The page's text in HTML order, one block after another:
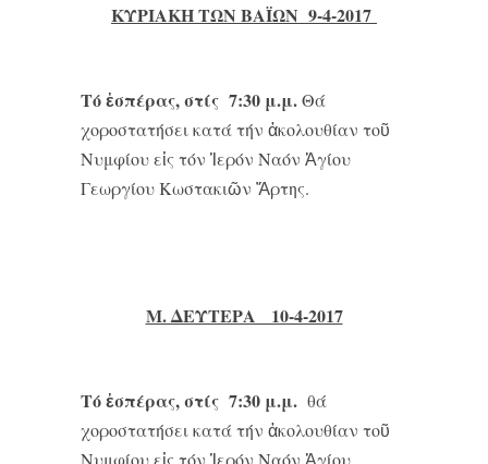
ΚΥΡΙΑΚΗ ΤΩΝ ΒΑÏΩΝ 9-4-2017
Τό ἑσπέρας, στίς 7:30 μ.μ.Θά
χοροστατήσει κατά τήν ἀκολουθίαν τοῦ
Νυμφίου εἰς τόν Ἱερόν Ναόν Ἁγίου
Γεωργίου Κωστακιῶν Ἄρτης.
Μ. ΔΕΥΤΕΡΑ 10-4-2017
Τό ἑσπέρας, στίς 7:30 μ.μ. θά
χοροστατήσει κατά τήν ἀκολουθίαν τοῦ
Νυμφίου εἰς τόν Ἱερόν Ναόν Ἁγίου